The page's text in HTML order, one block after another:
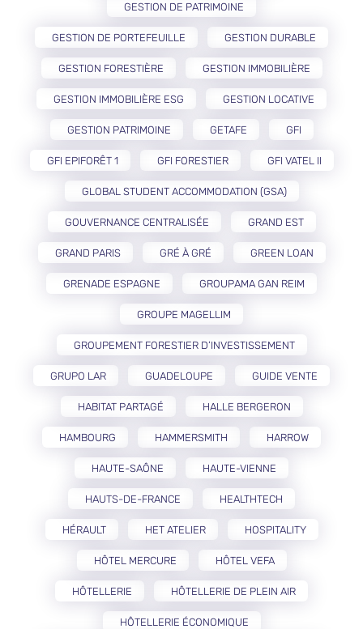
GESTION DE PATRIMOINE
GESTION DE PORTEFEUILLE GESTION DURABLE
GESTION FORESTIÈRE GESTION IMMOBILIÈRE
GESTION IMMOBILIÈRE ESG GESTION LOCATIVE
GESTION PATRIMOINE GETAFE GFI
GFI EPIFORÊT 1 GFI FORESTIER GFI VATEL II
GLOBAL STUDENT ACCOMMODATION (GSA)
GOUVERNANCE CENTRALISÉE GRAND EST
GRAND PARIS GRÉ À GRÉ GREEN LOAN
GRENADE ESPAGNE GROUPAMA GAN REIM
GROUPE MAGELLIM
GROUPEMENT FORESTIER D’INVESTISSEMENT
GRUPO LAR GUADELOUPE GUIDE VENTE
HABITAT PARTAGÉ HALLE BERGERON
HAMBOURG HAMMERSMITH HARROW
HAUTE-SAÔNE HAUTE-VIENNE
HAUTS-DE-FRANCE HEALTHTECH
HÉRAULT HET ATELIER HOSPITALITY
HÔTEL MERCURE HÔTEL VEFA
HÔTELLERIE HÔTELLERIE DE PLEIN AIR
HÔTELLERIE ÉCONOMIQUE